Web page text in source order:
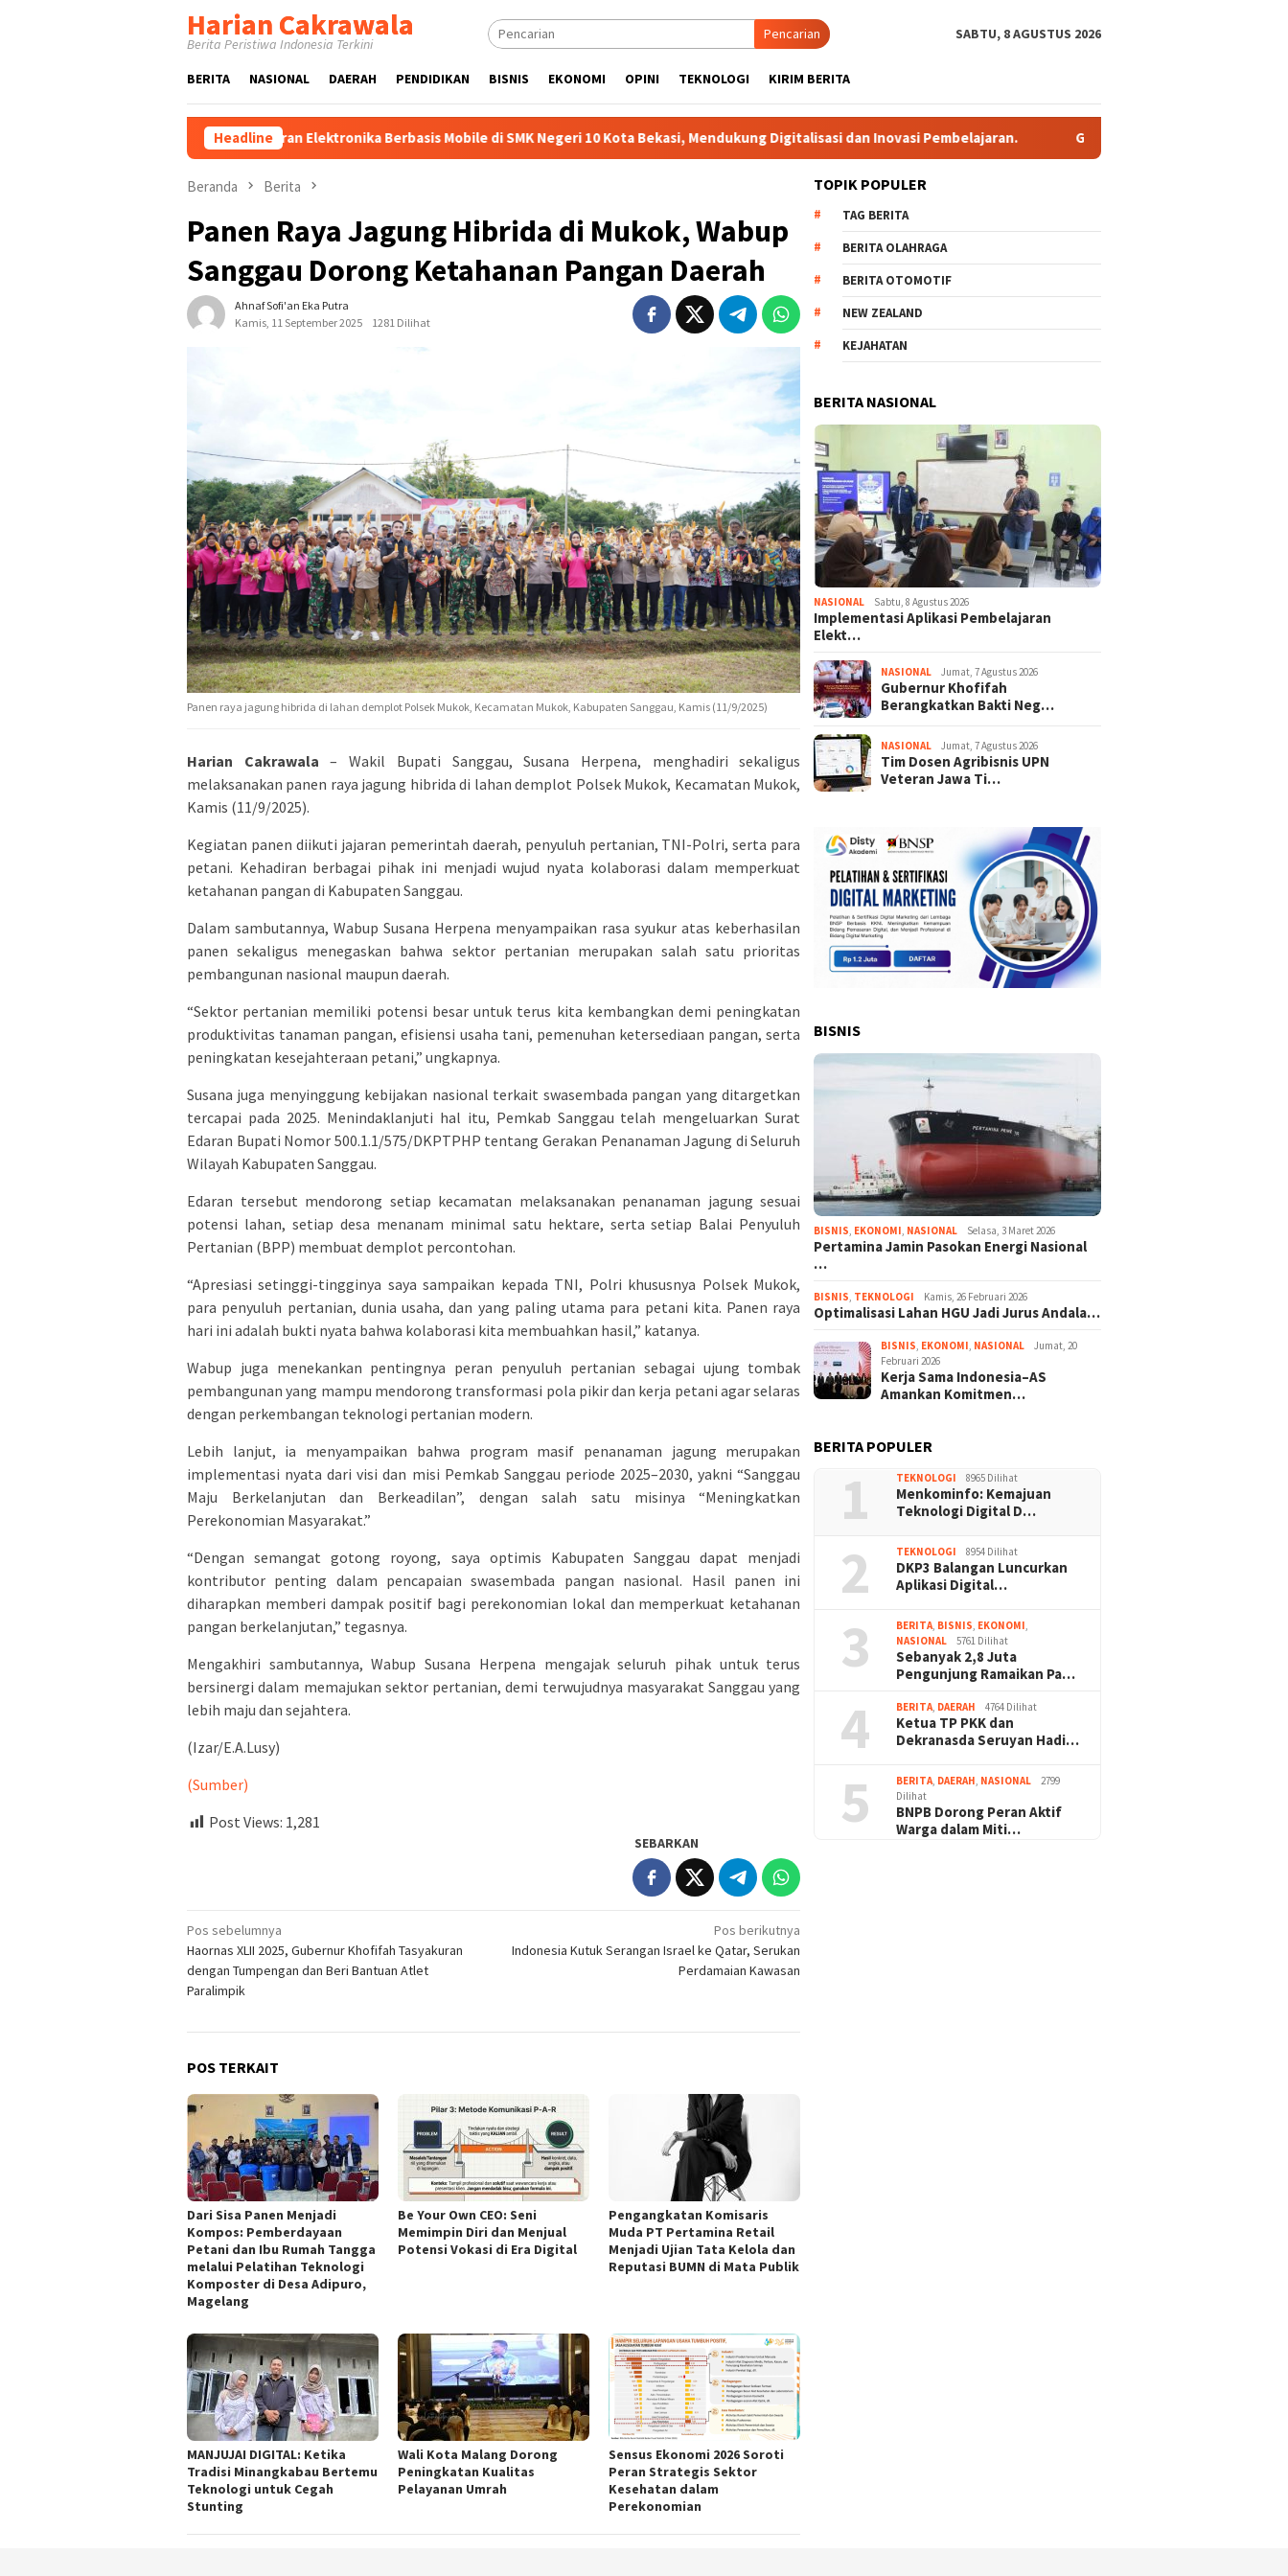
Harian Cakrawala
Berita Peristiwa Indonesia Terkini
Pencarian SABTU, 8 AGUSTUS 2026
BERITA NASIONAL DAERAH PENDIDIKAN BISNIS EKONOMI OPINI TEKNOLOGI KIRIM BERITA
Headline
Aplikasi Pembelajaran Elektronika Berbasis Mobile di SMK Negeri 10 Kota Bekasi, Mendukung Digitalisasi dan Inovasi Pembelajaran. Gubernur Khofifah Berangkatkan Bakti Negeri
Beranda Berita
Panen Raya Jagung Hibrida di Mukok, Wabup
Sanggau Dorong Ketahanan Pangan Daerah
Ahnaf Sofi'an Eka Putra
Kamis, 11 September 2025
1281 Dilihat
Panen raya jagung hibrida di lahan demplot Polsek Mukok, Kecamatan Mukok, Kabupaten Sanggau, Kamis (11/9/2025)
Harian Cakrawala – Wakil Bupati Sanggau, Susana Herpena, menghadiri sekaligus
melaksanakan panen raya jagung hibrida di lahan demplot Polsek Mukok, Kecamatan Mukok,
Kamis (11/9/2025).
Kegiatan panen diikuti jajaran pemerintah daerah, penyuluh pertanian, TNI-Polri, serta para
petani. Kehadiran berbagai pihak ini menjadi wujud nyata kolaborasi dalam memperkuat
ketahanan pangan di Kabupaten Sanggau.
Dalam sambutannya, Wabup Susana Herpena menyampaikan rasa syukur atas keberhasilan
panen sekaligus menegaskan bahwa sektor pertanian merupakan salah satu prioritas
pembangunan nasional maupun daerah.
“Sektor pertanian memiliki potensi besar untuk terus kita kembangkan demi peningkatan
produktivitas tanaman pangan, efisiensi usaha tani, pemenuhan ketersediaan pangan, serta
peningkatan kesejahteraan petani,” ungkapnya.
Susana juga menyinggung kebijakan nasional terkait swasembada pangan yang ditargetkan
tercapai pada 2025. Menindaklanjuti hal itu, Pemkab Sanggau telah mengeluarkan Surat
Edaran Bupati Nomor 500.1.1/575/DKPTPHP tentang Gerakan Penanaman Jagung di Seluruh
Wilayah Kabupaten Sanggau.
Edaran tersebut mendorong setiap kecamatan melaksanakan penanaman jagung sesuai
potensi lahan, setiap desa menanam minimal satu hektare, serta setiap Balai Penyuluh
Pertanian (BPP) membuat demplot percontohan.
“Apresiasi setinggi-tingginya saya sampaikan kepada TNI, Polri khususnya Polsek Mukok,
para penyuluh pertanian, dunia usaha, dan yang paling utama para petani kita. Panen raya
hari ini adalah bukti nyata bahwa kolaborasi kita membuahkan hasil,” katanya.
Wabup juga menekankan pentingnya peran penyuluh pertanian sebagai ujung tombak
pembangunan yang mampu mendorong transformasi pola pikir dan kerja petani agar selaras
dengan perkembangan teknologi pertanian modern.
Lebih lanjut, ia menyampaikan bahwa program masif penanaman jagung merupakan
implementasi nyata dari visi dan misi Pemkab Sanggau periode 2025–2030, yakni “Sanggau
Maju Berkelanjutan dan Berkeadilan”, dengan salah satu misinya “Meningkatkan
Perekonomian Masyarakat.”
“Dengan semangat gotong royong, saya optimis Kabupaten Sanggau dapat menjadi
kontributor penting dalam pencapaian swasembada pangan nasional. Hasil panen ini
diharapkan memberi dampak positif bagi perekonomian lokal dan memperkuat ketahanan
pangan berkelanjutan,” tegasnya.
Mengakhiri sambutannya, Wabup Susana Herpena mengajak seluruh pihak untuk terus
bersinergi dalam memajukan sektor pertanian, demi terwujudnya masyarakat Sanggau yang
lebih maju dan sejahtera.
(Izar/E.A.Lusy)
(Sumber)
Post Views: 1,281
SEBARKAN
Navigasi
pos
Pos sebelumnya
Haornas XLII 2025, Gubernur Khofifah Tasyakuran
dengan Tumpengan dan Beri Bantuan Atlet
Paralimpik
Pos berikutnya
Indonesia Kutuk Serangan Israel ke Qatar, Serukan
Perdamaian Kawasan
POS TERKAIT
Dari Sisa Panen Menjadi
Kompos: Pemberdayaan
Petani dan Ibu Rumah Tangga
melalui Pelatihan Teknologi
Komposter di Desa Adipuro,
Magelang
Be Your Own CEO: Seni
Memimpin Diri dan Menjual
Potensi Vokasi di Era Digital
Pengangkatan Komisaris
Muda PT Pertamina Retail
Menjadi Ujian Tata Kelola dan
Reputasi BUMN di Mata Publik
MANJUJAI DIGITAL: Ketika
Tradisi Minangkabau Bertemu
Teknologi untuk Cegah
Stunting
Wali Kota Malang Dorong
Peningkatan Kualitas
Pelayanan Umrah
Sensus Ekonomi 2026 Soroti
Peran Strategis Sektor
Kesehatan dalam
Perekonomian
TOPIK POPULER
TAG BERITA
BERITA OLAHRAGA
BERITA OTOMOTIF
NEW ZEALAND
KEJAHATAN
BERITA NASIONAL
NASIONAL Sabtu, 8 Agustus 2026
Implementasi Aplikasi Pembelajaran
Elekt…
NASIONAL Jumat, 7 Agustus 2026
Gubernur Khofifah
Berangkatkan Bakti Neg…
NASIONAL Jumat, 7 Agustus 2026
Tim Dosen Agribisnis UPN
Veteran Jawa Ti…
BISNIS
BISNIS, EKONOMI, NASIONAL Selasa, 3 Maret 2026
Pertamina Jamin Pasokan Energi Nasional
…
BISNIS, TEKNOLOGI Kamis, 26 Februari 2026
Optimalisasi Lahan HGU Jadi Jurus Andala…
BISNIS, EKONOMI, NASIONAL
Jumat, 20
Februari 2026
Kerja Sama Indonesia–AS
Amankan Komitmen…
BERITA POPULER
1 TEKNOLOGI 8965 Dilihat
Menkominfo: Kemajuan
Teknologi Digital D…
2 TEKNOLOGI 8954 Dilihat
DKP3 Balangan Luncurkan
Aplikasi Digital…
3 BERITA, BISNIS, EKONOMI,
NASIONAL
5761 Dilihat
Sebanyak 2,8 Juta
Pengunjung Ramaikan Pa…
4 BERITA, DAERAH 4764 Dilihat
Ketua TP PKK dan
Dekranasda Seruyan Hadi…
5 BERITA, DAERAH, NASIONAL
2799
Dilihat
BNPB Dorong Peran Aktif
Warga dalam Miti…